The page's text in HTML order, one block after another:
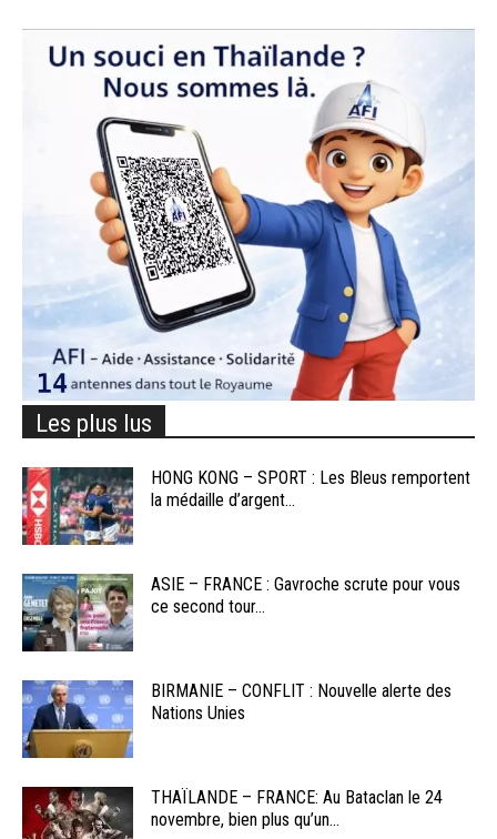
Les plus lus
HONG KONG – SPORT : Les Bleus remportent
la médaille d’argent...
ASIE – FRANCE : Gavroche scrute pour vous
ce second tour...
BIRMANIE – CONFLIT : Nouvelle alerte des
Nations Unies
THAÏLANDE – FRANCE: Au Bataclan le 24
novembre, bien plus qu’un...